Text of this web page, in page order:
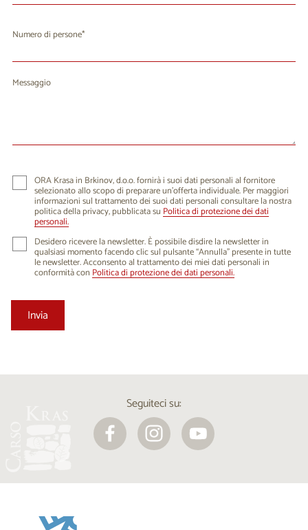
Numero di persone
Messaggio
ORA Krasa in Brkinov, d.o.o. fornirà i suoi dati personali al fornitore
selezionato allo scopo di preparare un'offerta individuale. Per maggiori
informazioni sul trattamento dei suoi dati personali consultare la nostra
politica della privacy, pubblicata su Politica di protezione dei dati
personali.
Desidero ricevere la newsletter. È possibile disdire la newsletter in
qualsiasi momento facendo clic sul pulsante “Annulla” presente in tutte
le newsletter. Acconsento al trattamento dei miei dati personali in
conformità con Politica di protezione dei dati personali.
Seguiteci su: